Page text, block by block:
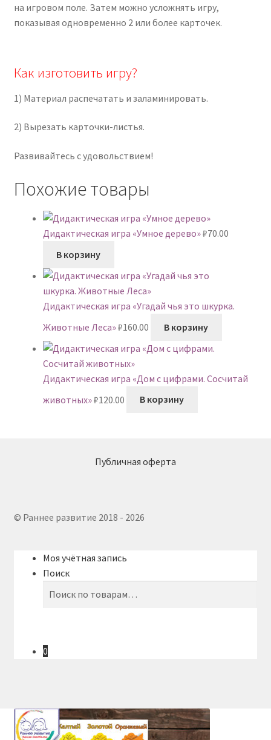
на игровом поле. Затем можно усложнять игру,
показывая одновременно 2 или более карточек.
Как изготовить игру?
1) Материал распечатать и заламинировать.
2) Вырезать карточки-листья.
Развивайтесь с удовольствием!
Похожие товары
Дидактическая игра «Умное дерево»₽70.00
В корзину
Дидактическая игра «Угадай чья это шкурка.
Животные Леса»₽160.00 В корзину
Дидактическая игра «Дом с цифрами. Сосчитай
животных»₽120.00 В корзину
Публичная оферта
© Раннее развитие 2018 - 2026
Моя учётная запись
Поиск
0